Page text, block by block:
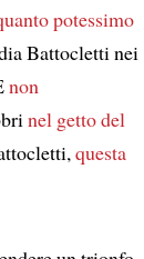
potessimo
Battocletti nei
non
nel getto del
questa